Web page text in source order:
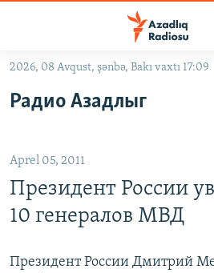
Əsas
qayıt
qayıt
Axtarışa
#İZAHLA
#ƏSLINDƏ
FƏRQƏ BAX
QANUNI DOĞRU
ARAŞDIRMA
2026, 08 Avqust, şənbə, Bakı vaxtı 17:09
Радио Азадлыг
Aprel 05, 2011
Президент России
10 генералов МВД
Президент России Дмитрий